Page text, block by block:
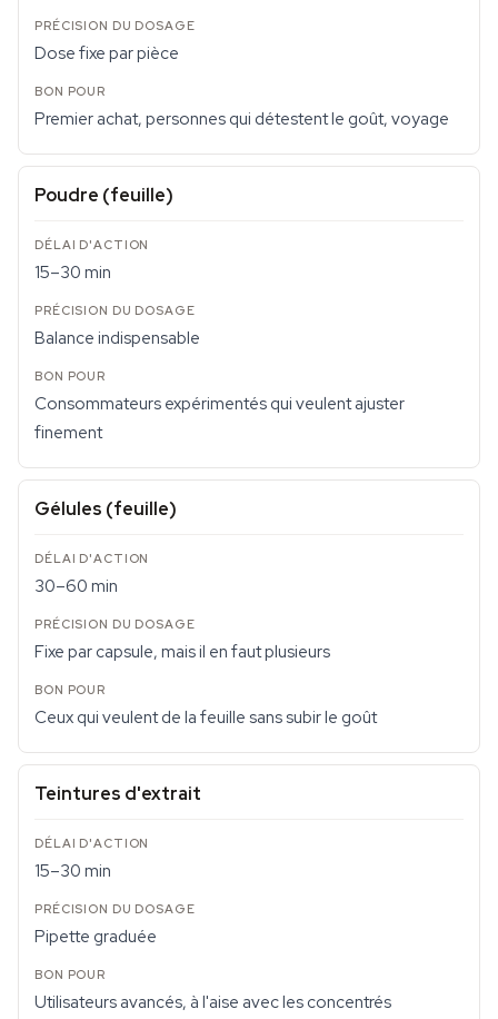
Dose fixe par pièce
Premier achat, personnes qui détestent le goût, voyage
Poudre (feuille)
15–30 min
Balance indispensable
Consommateurs expérimentés qui veulent ajuster
finement
Gélules (feuille)
30–60 min
Fixe par capsule, mais il en faut plusieurs
Ceux qui veulent de la feuille sans subir le goût
Teintures d'extrait
15–30 min
Pipette graduée
Utilisateurs avancés, à l'aise avec les concentrés